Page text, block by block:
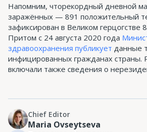
Напомним, чторекордный дневной
заражённых — 891 положительный
зафиксирован в Великом герцогстве
Притом с 24 августа 2020 года
здравоохранения публикует данные
инфицированных гражданах страны.
включали также сведения о
Chief Editor
Maria Ovseytseva